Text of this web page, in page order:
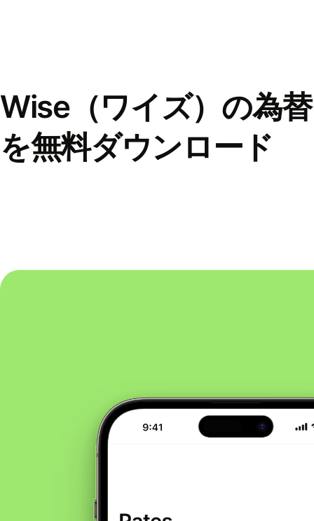
Wise（ワイズ）の為
を無料ダウンロード